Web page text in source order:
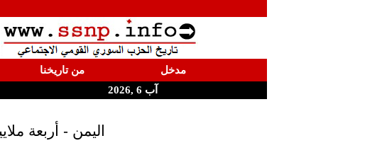
مدخل من تاريخنا
آب 6 ,2026
اليمن - أربعة